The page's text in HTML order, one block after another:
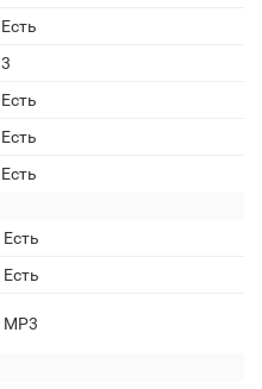
Есть
3
Есть
Есть
Есть
Есть
Есть
MP3